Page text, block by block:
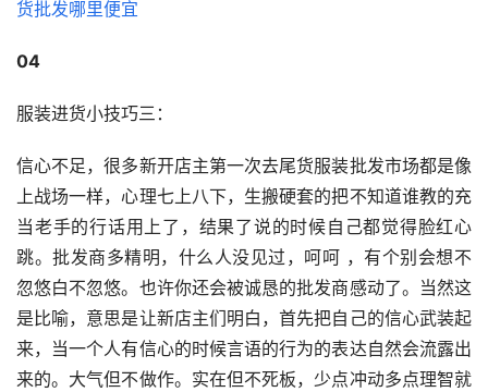
04
服装进货小技巧三：
信心不足，很多新开店主第一次去尾货服装批发市场都是像
上战场一样，心理七上八下，生搬硬套的把不知道谁教的充
当老手的行话用上了，结果了说的时候自己都觉得脸红心
跳。批发商多精明，什么人没见过，呵呵 ，有个别会想不
忽悠白不忽悠。也许你还会被诚恳的批发商感动了。当然这
是比喻，意思是让新店主们明白，首先把自己的信心武装起
来，当一个人有信心的时候言语的行为的表达自然会流露出
来的。大气但不做作。实在但不死板，少点冲动多点理智就